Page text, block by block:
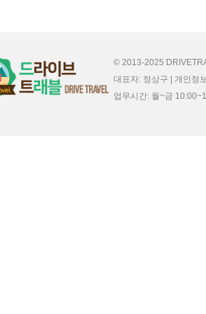
© 2013-2025
대표자: 정상구 | 개인정
업무시간: 월~금